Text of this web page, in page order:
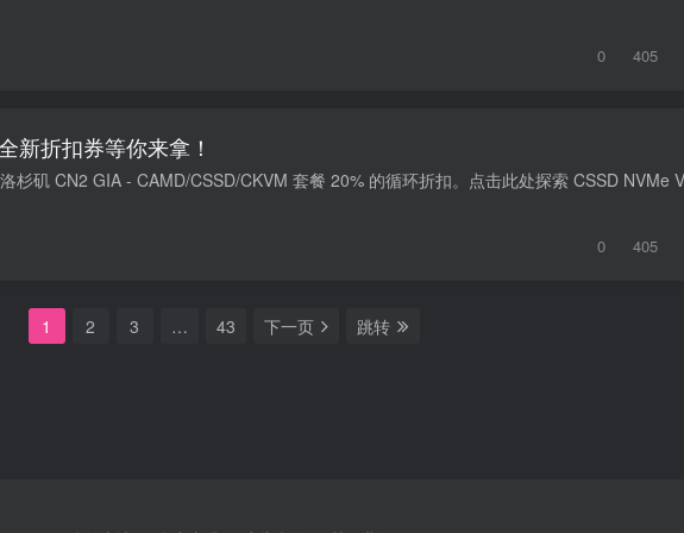
0 405
新折扣券等你来拿！
0 405
1 2 3 … 43 下一页 跳转